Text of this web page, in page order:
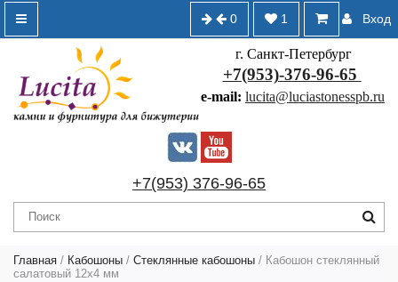
Вход
1
0
г. Санкт-Петербург
+7(953)-376-96-65
e-mail: lucita@luciastonesspb.ru
+7(953) 376-96-65
Главная / Кабошоны / Стеклянные кабошоны / Кабошон стеклянный
салатовый 12х4 мм